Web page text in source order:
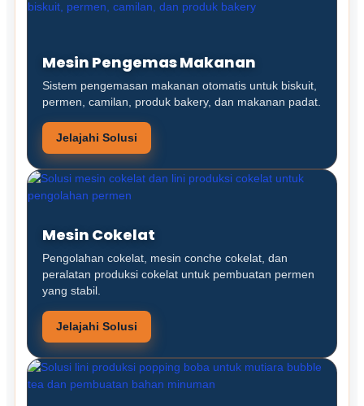
Mesin Pengemas Makanan
Sistem pengemasan makanan otomatis untuk biskuit,
permen, camilan, produk bakery, dan makanan padat.
Jelajahi Solusi
Mesin Cokelat
Pengolahan cokelat, mesin conche cokelat, dan
peralatan produksi cokelat untuk pembuatan permen
yang stabil.
Jelajahi Solusi